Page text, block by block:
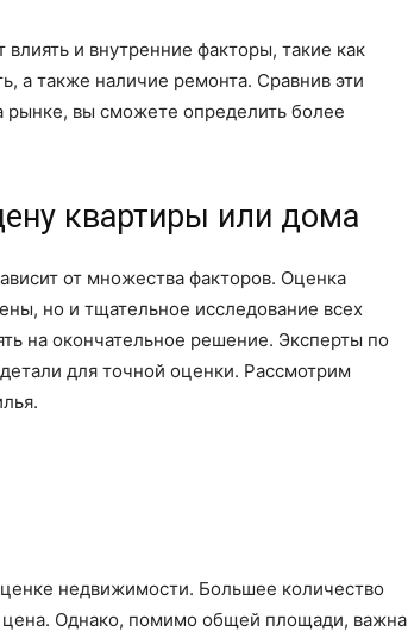
и внутренние факторы, такие как
а также наличие ремонта. Сравнив эти
рынке, вы сможете определить более
квартиры или дома
от множества факторов. Оценка
но и тщательное исследование всех
на окончательное решение. Эксперты по
для точной оценки. Рассмотрим
недвижимости. Большее количество
цена. Однако, помимо общей площади, важна